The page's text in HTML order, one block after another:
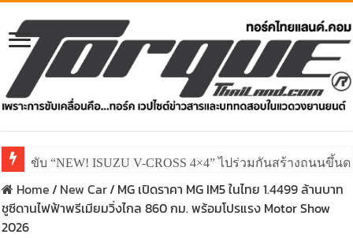
ขับ “NEW! ISUZU V-CROSS 4×4” ไปร่วมกันสร้างถนนขึ้
Home/ New Car/ MG เปิดราคา MG IM5 ในไทย 1.4499 ล้านบาท
ชูซีดานไฟฟ้าพรีเมียมวิ่งไกล 860 กม. พร้อมโปรแรง Motor Show
2026